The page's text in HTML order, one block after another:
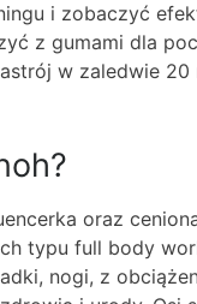
i zobaczyć
z gumami dla
w zaledwie 20
oraz
typu full body
nogi, z